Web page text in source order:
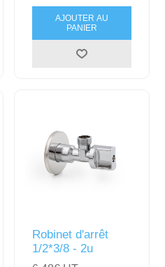
AJOUTER AU
PANIER
Robinet d'arrêt
1/2*3/8 - 2u